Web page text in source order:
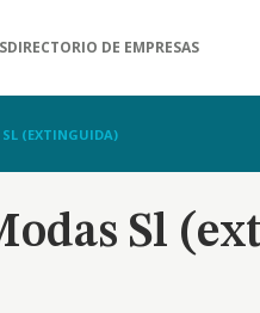
DIRECTORIO DE EMPRESAS
(EXTINGUIDA)
Sl